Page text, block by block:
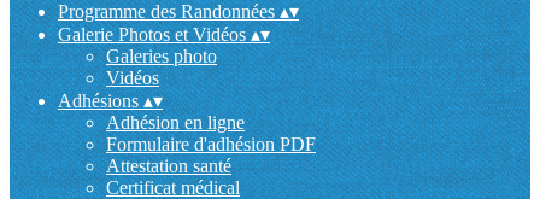
Programme des Randonnées▴▾
Galerie Photos et Vidéos▴▾
Galeries photo
Vidéos
Adhésions▴▾
Adhésion en ligne
Formulaire d'adhésion PDF
Attestation santé
Certificat médical